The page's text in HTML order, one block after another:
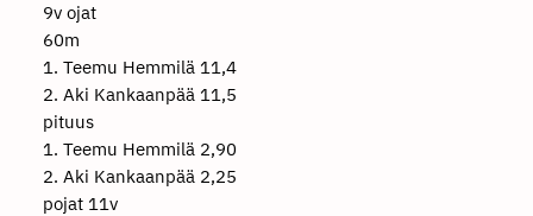
9v ojat
60m
1. Teemu Hemmilä 11,4
2. Aki Kankaanpää 11,5
pituus
1. Teemu Hemmilä 2,90
2. Aki Kankaanpää 2,25
pojat 11v